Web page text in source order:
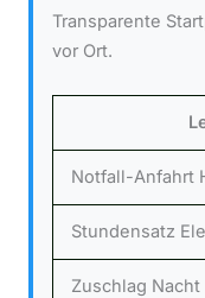
Transparente
vor Ort.
Notfall-Anfahrt
Stundensatz
Zuschlag